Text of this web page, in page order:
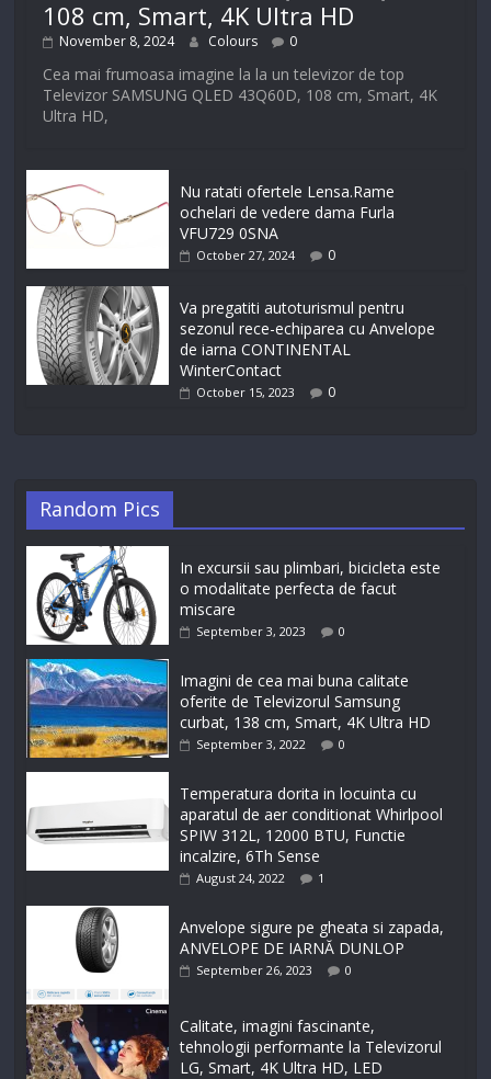
108 cm, Smart, 4K Ultra HD
November 8, 2024 Colours 0
Cea mai frumoasa imagine la la un televizor de top
Televizor SAMSUNG QLED 43Q60D, 108 cm, Smart, 4K
Ultra HD,
Nu ratati ofertele Lensa.Rame
ochelari de vedere dama Furla
VFU729 0SNA
October 27, 2024 0
Va pregatiti autoturismul pentru
sezonul rece-echiparea cu Anvelope
de iarna CONTINENTAL
WinterContact
October 15, 2023 0
Random Pics
In excursii sau plimbari, bicicleta este
o modalitate perfecta de facut
miscare
September 3, 2023 0
Imagini de cea mai buna calitate
oferite de Televizorul Samsung
curbat, 138 cm, Smart, 4K Ultra HD
September 3, 2022 0
Temperatura dorita in locuinta cu
aparatul de aer conditionat Whirlpool
SPIW 312L, 12000 BTU, Functie
incalzire, 6Th Sense
August 24, 2022 1
Anvelope sigure pe gheata si zapada,
ANVELOPE DE IARNĂ DUNLOP
September 26, 2023 0
Calitate, imagini fascinante,
tehnologii performante la Televizorul
LG, Smart, 4K Ultra HD, LED